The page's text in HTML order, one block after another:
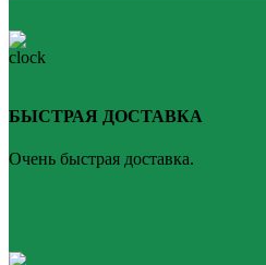
БЫСТРАЯ ДОСТАВКА
Очень быстрая доставка.